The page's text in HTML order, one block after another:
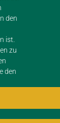
– 17 Uhr Sa: 10
unsere
ändern
den
ist.
zu
den